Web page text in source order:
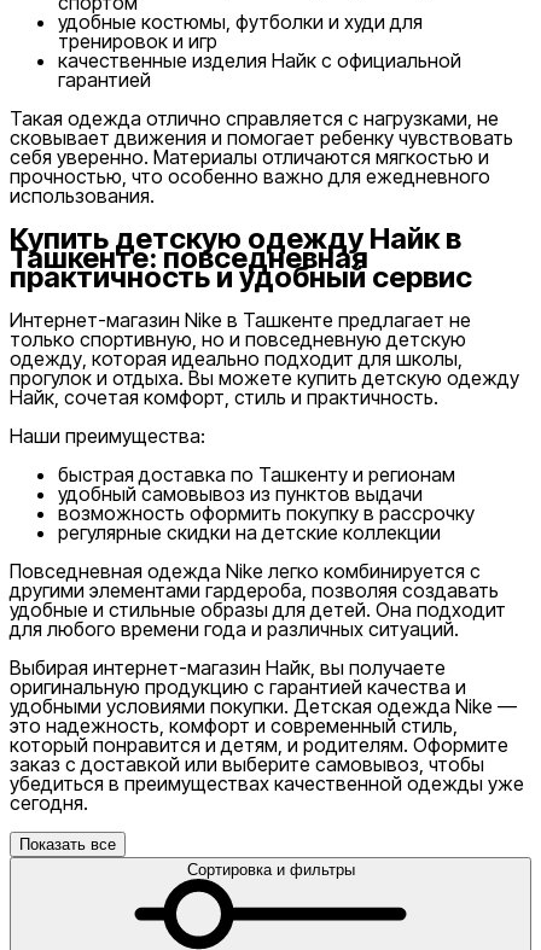
удобные костюмы, футболки и худи для
тренировок и игр
качественные изделия Найк с официальной
гарантией
Такая одежда отлично справляется с нагрузками, не
сковывает движения и помогает ребенку чувствовать
себя уверенно. Материалы отличаются мягкостью и
прочностью, что особенно важно для ежедневного
использования.
Купить детскую одежду Найк в
Ташкенте: повседневная
практичность и удобный сервис
Интернет-магазин Nike в Ташкенте предлагает не
только спортивную, но и повседневную детскую
одежду, которая идеально подходит для школы,
прогулок и отдыха. Вы можете купить детскую одежду
Найк, сочетая комфорт, стиль и практичность.
Наши преимущества:
быстрая доставка по Ташкенту и регионам
удобный самовывоз из пунктов выдачи
возможность оформить покупку в рассрочку
регулярные скидки на детские коллекции
Повседневная одежда Nike легко комбинируется с
другими элементами гардероба, позволяя создавать
удобные и стильные образы для детей. Она подходит
для любого времени года и различных ситуаций.
Выбирая интернет-магазин Найк, вы получаете
оригинальную продукцию с гарантией качества и
удобными условиями покупки. Детская одежда Nike —
это надежность, комфорт и современный стиль,
который понравится и детям, и родителям. Оформите
заказ с доставкой или выберите самовывоз, чтобы
убедиться в преимуществах качественной одежды уже
сегодня.
Показать все
Сортировка и фильтры